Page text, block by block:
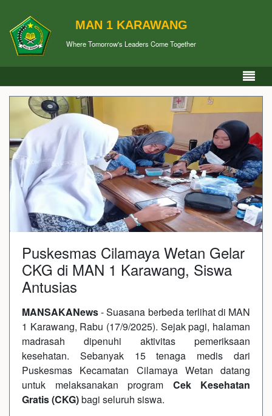
MAN 1 KARAWANG
Where Tomorrow's Leaders Come Together
Puskesmas Cilamaya Wetan Gelar
CKG di MAN 1 Karawang, Siswa
Antusias
MANSAKANews- Suasana berbeda terlihat di MAN
1 Karawang, Rabu (17/9/2025). Sejak pagi, halaman
madrasah dipenuhi aktivitas pemeriksaan
kesehatan. Sebanyak 15 tenaga medis dari
Puskesmas Kecamatan Cilamaya Wetan datang
untuk melaksanakan program Cek Kesehatan
Gratis (CKG)bagi seluruh siswa.